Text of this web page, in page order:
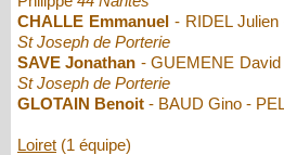
CHALLE Emmanuel - RIDEL
St Joseph de Porterie
SAVE Jonathan - GUEMENE
St Joseph de Porterie
GLOTAIN Benoit - BAUD Gino -
Loiret (1 équipe)